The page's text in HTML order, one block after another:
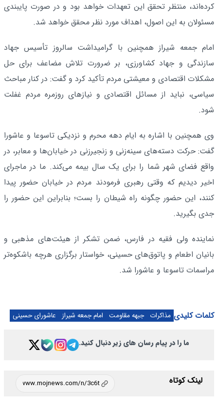
کرده‌اند، منتظر تحقق این تعهدات خواهد بود و در صورت پایبندی
مسئولان به این اصول، اهداف مورد نظر محقق خواهد شد.
امام جمعه شیراز همچنین با گرامیداشت سالروز تأسیس جهاد
سازندگی و جهاد کشاورزی، بر ضرورت تلاش مضاعف برای حل
مشکلات اقتصادی و معیشتی مردم تأکید کرد و گفت: در کنار مباحث
سیاسی، نباید از مسائل اقتصادی و نیازهای روزمره مردم غفلت
شود.
وی همچنین با اشاره به ایام دهه محرم و نزدیکی تاسوعا و عاشورا
گفت: حرکت دسته‌های سینه‌زنی و زنجیرزنی در خیابان‌ها و معابر، در
واقع فضای شهر شما را برای یک سال بیمه می‌کند. ما در ماجرای
اخیر دیدیم که وقتی رهبری فرمودند مردم در خیابان حضور پیدا
کنند، این حضور چگونه راه شیطان را بست؛ بنابراین این حضور را
جدی بگیرید.
نماینده ولی فقیه در فارس، ضمن تشکر از هیئت‌های مذهبی و
بانیان اطعام و پاتوق‌های حسینی، خواستار برگزاری هرچه باشکوه‌تر
مراسمات تاسوعا و عاشورا شد.
کلمات کلیدی مذاکرات جبهه مقاومت امام جمعه شیراز عاشورای حسینی
ما را در پیام رسان های زیر دنبال کنید.
لینک کوتاه